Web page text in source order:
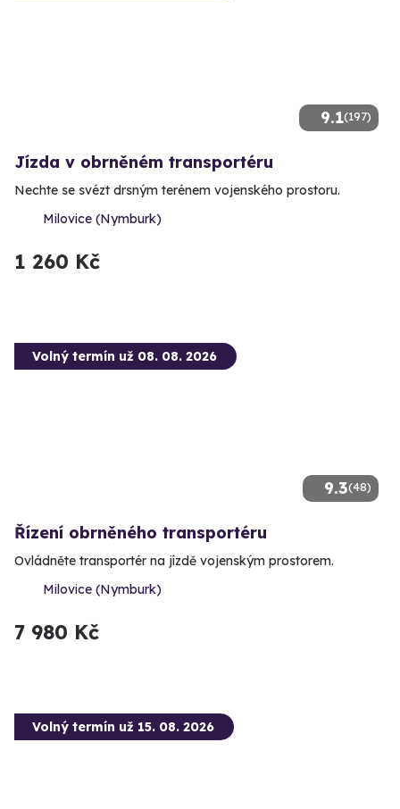
9.1(197)
Jízda v obrněném transportéru
Nechte se svézt drsným terénem vojenského prostoru.
Milovice (Nymburk)
1 260 Kč
9.3(48)
Volný termín už 08. 08. 2026
Řízení obrněného transportéru
Ovládněte transportér na jízdě vojenským prostorem.
Milovice (Nymburk)
7 980 Kč
Volný termín už 15. 08. 2026